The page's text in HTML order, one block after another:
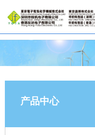
产品中心